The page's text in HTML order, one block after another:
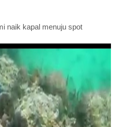
naik kapal menuju spot